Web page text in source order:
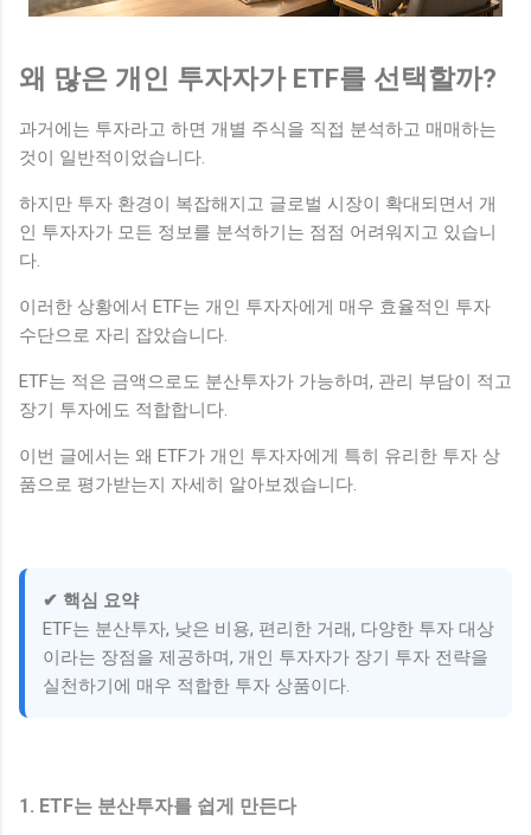
왜 많은 개인 투자자가 ETF를 선택할까?
과거에는 투자라고 하면 개별 주식을 직접 분석하고 매매하는
것이 일반적이었습니다.
하지만 투자 환경이 복잡해지고 글로벌 시장이 확대되면서 개
인 투자자가 모든 정보를 분석하기는 점점 어려워지고 있습니
다.
이러한 상황에서 ETF는 개인 투자자에게 매우 효율적인 투자
수단으로 자리 잡았습니다.
ETF는 적은 금액으로도 분산투자가 가능하며, 관리 부담이 적고
장기 투자에도 적합합니다.
이번 글에서는 왜 ETF가 개인 투자자에게 특히 유리한 투자 상
품으로 평가받는지 자세히 알아보겠습니다.
✔ 핵심 요약
ETF는 분산투자, 낮은 비용, 편리한 거래, 다양한 투자 대상
이라는 장점을 제공하며, 개인 투자자가 장기 투자 전략을
실천하기에 매우 적합한 투자 상품이다.
1. ETF는 분산투자를 쉽게 만든다